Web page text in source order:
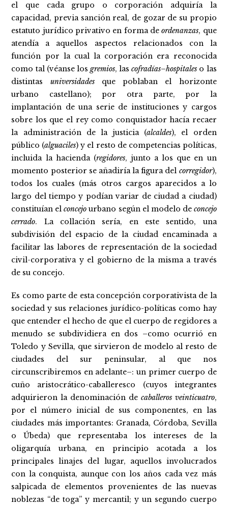
el que cada grupo o corporación adquiría la
capacidad, previa sanción real, de gozar de su propio
estatuto jurídico privativo en forma deordenanzas, que
atendía a aquellos aspectos relacionados con la
función por la cual la corporación era reconocida
como tal (véanse los gremios, lascofradías–hospitales o las
distintas universidadesque poblaban el horizonte
urbano castellano); por otra parte, por la
implantación de una serie de instituciones y cargos
sobre los que el rey como conquistador hacía recaer
la administración de la justicia (alcaldes), el orden
público (alguaciles) y el resto de competencias políticas,
incluida la hacienda (regidores, junto a los que en un
momento posterior se añadiría la figura del corregidor),
todos los cuales (más otros cargos aparecidos a lo
largo del tiempo y podían variar de ciudad a ciudad)
constituían elconcejo urbano según el modelo de concejo
cerrado. La collación sería, en este sentido, una
subdivisión del espacio de la ciudad encaminada a
facilitar las labores de representación de la sociedad
civil-corporativa y el gobierno de la misma a través
de su concejo.
Es como parte de esta concepción corporativista de la
sociedad y sus relaciones jurídico-políticas como hay
que entender el hecho de que el cuerpo de regidores a
menudo se subdividiera en dos –como ocurrió en
Toledo y Sevilla, que sirvieron de modelo al resto de
ciudades del sur peninsular, al que nos
circunscribiremos en adelante–: un primer cuerpo de
cuño aristocrático-caballeresco (cuyos integrantes
adquirieron la denominación de caballeros veinticuatro,
por el número inicial de sus componentes, en las
ciudades más importantes: Granada, Córdoba, Sevilla
o Úbeda) que representaba los intereses de la
oligarquía urbana, en principio acotada a los
principales linajes del lugar, aquellos involucrados
con la conquista, aunque con los años cada vez más
salpicada de elementos provenientes de las nuevas
noblezas “de toga” y mercantil; y un segundo cuerpo